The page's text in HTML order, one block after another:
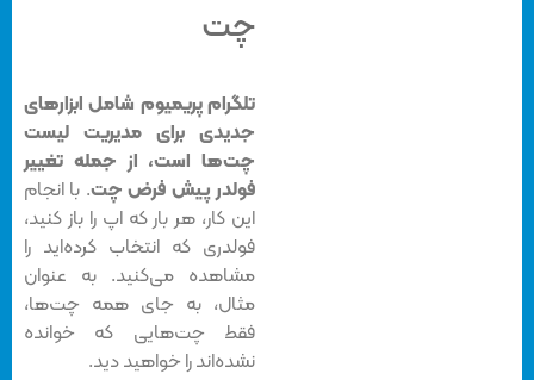
چت
تلگرام پریمیوم شامل ابزارهای
جدیدی برای مدیریت لیست
چت‌ها است، از جمله تغییر
فولدر پیش فرض چت . با انجام
این کار، هر بار که اپ را باز کنید،
فولدری که انتخاب کرده‌اید را
مشاهده می‌کنید. به عنوان
مثال، به جای همه چت‌ها،
فقط چت‌هایی که خوانده
نشده‌اند را خواهید دید.